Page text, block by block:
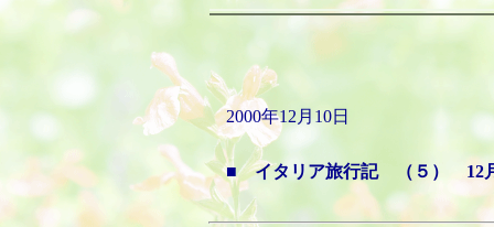
2000年12月10日
■ イタリア旅行記 （５） 12